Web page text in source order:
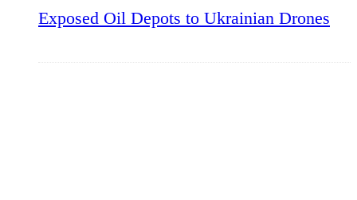
Exposed Oil Depots to Ukrainian Drones